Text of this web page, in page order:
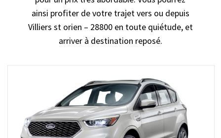
ainsi profiter de votre trajet vers ou depuis
Villiers st orien – 28800 en toute quiétude, et
arriver à destination reposé.